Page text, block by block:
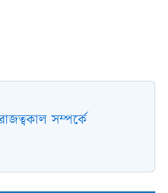
সম্পর্কে